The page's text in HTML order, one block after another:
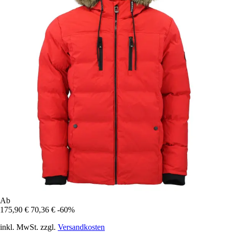
Ab
175,90 € 70,36 € -60%
inkl. MwSt. zzgl. Versandkosten